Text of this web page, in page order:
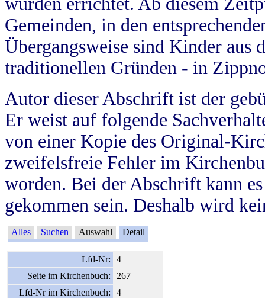
Gemeinden, in den
Übergangsweise sind Kinder aus
traditionellen Gründen - in
Autor dieser Abschrift ist der
Er weist auf folgende
von einer Kopie des Original-
zweifelsfreie Fehler im
worden. Bei der Abschrift kann
gekommen sein. Deshalb wird
Alles Suchen Auswahl Detail
Lfd-Nr:
4
Seite im Kirchenbuch:
267
Lfd-Nr im Kirchenbuch:
4